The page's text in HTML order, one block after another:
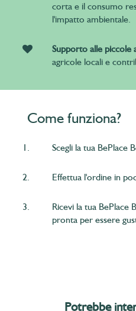
corta e il consumo
l'impatto ambientale.
Supporto alle piccole
agricole locali e
Come funziona?
1. Scegli la tua BePlace
2. Effettua l'ordine in
3.
Ricevi la tua BePlace
pronta per essere
Potrebbe